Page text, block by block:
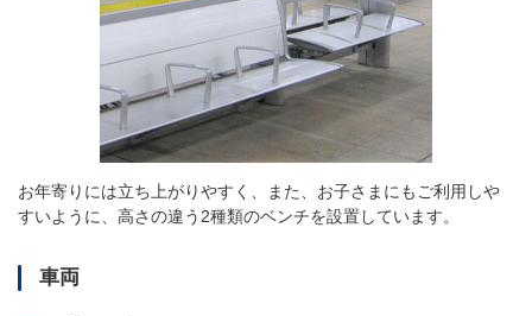
お年寄りには立ち上がりやすく、また、お子さまにもご利用しや
すいように、高さの違う2種類のベンチを設置しています。
車両